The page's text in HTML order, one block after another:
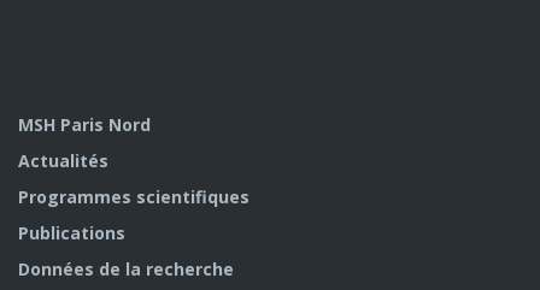
MSH Paris Nord
Actualités
Programmes scientifiques
Publications
Données de la recherche